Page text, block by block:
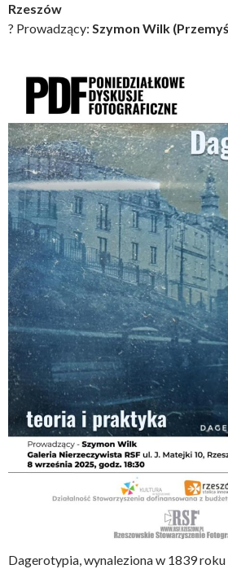
Rzeszów
? Prowadzący: Szymon Wilk
Dagerotypia, wynaleziona w 1839 roku